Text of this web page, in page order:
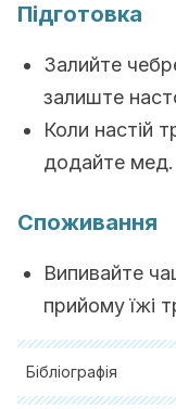
Підготовка
Залийте
залиште
Коли настій
додайте мед.
Споживання
Випивайте
прийому їжі
Бібліографія